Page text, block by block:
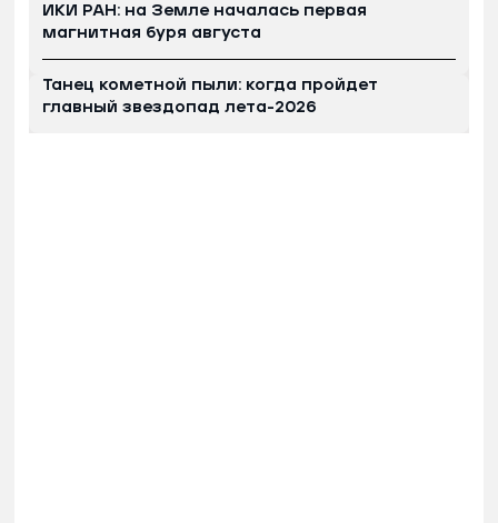
ИКИ РАН: на Земле началась первая
магнитная буря августа
Танец кометной пыли: когда пройдет
главный звездопад лета-2026